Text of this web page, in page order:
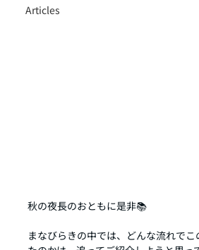
Articles
秋の夜長のおともに是非📚
まなびらきの中では、どんな流れで